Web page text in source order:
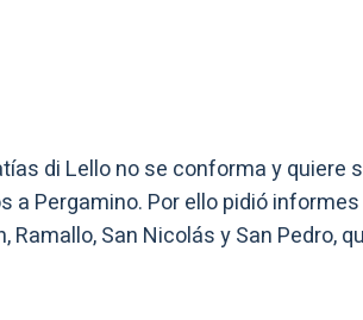
di Lello no se conforma y quiere
a Pergamino. Por ello pidió
Ramallo, San Nicolás y San Pedro,